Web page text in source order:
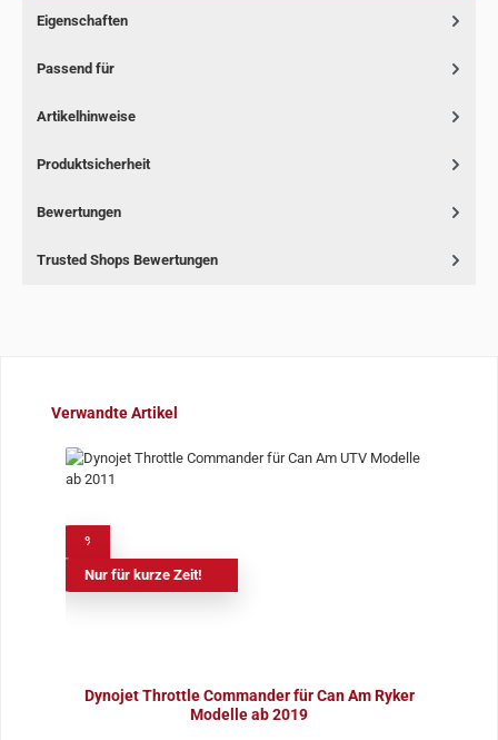
Eigenschaften
Passend für
Artikelhinweise
Produktsicherheit
Bewertungen
Trusted Shops Bewertungen
Produktgalerie überspringen
Verwandte Artikel
Nur für kurze Zeit!
Dynojet Throttle Commander für Can Am Ryker
Modelle ab 2019